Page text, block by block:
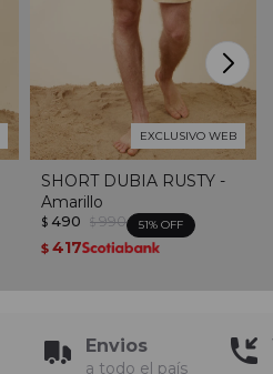
EXCLUSIVO WEB
SHORT DUBIA RUSTY -
Amarillo
$ 490 $ 990 51
$ 417
Envios
a todo el país